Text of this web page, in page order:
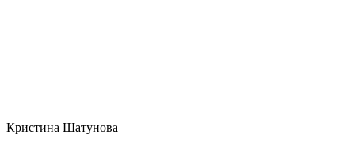
Кристина Шатунова